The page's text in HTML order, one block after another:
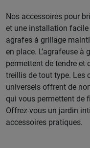
Nos accessoires pour
et une installation
agrafes à grillage
en place. L’agrafeuse
permettent de tendre et
treillis de tout type. Les
universels offrent de
qui vous permettent de
Offrez-vous un jardin
accessoires pratiques.